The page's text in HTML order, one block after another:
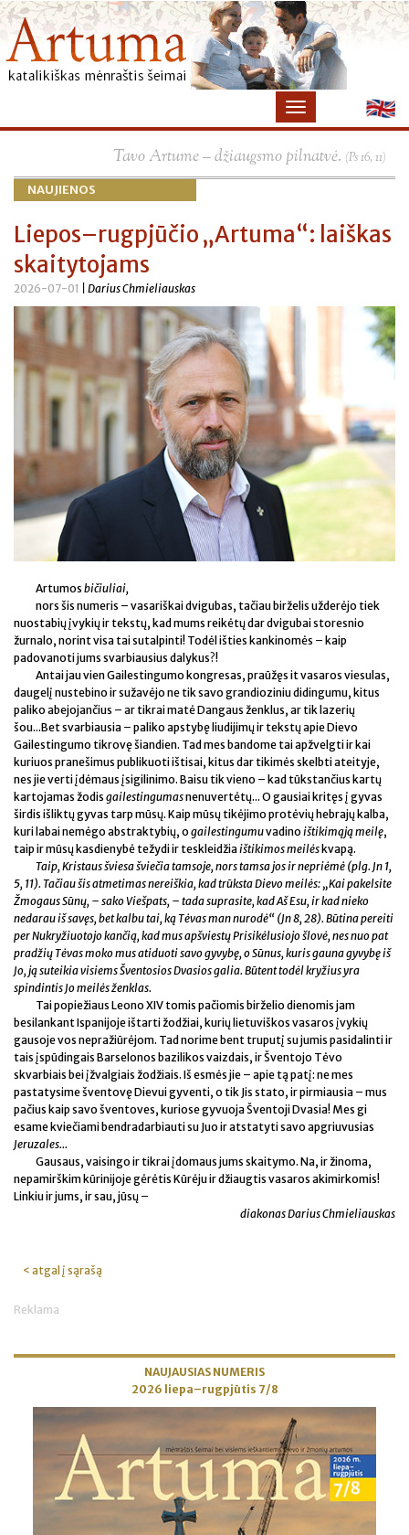
Tavo Artume – džiaugsmo pilnatvė. (Ps 16, 11)
NAUJIENOS
Liepos–rugpjūčio „Artuma“: laiškas
skaitytojams
2026-07-01 | Darius Chmieliauskas
Artumos bičiuliai,
nors šis numeris – vasariškai dvigubas, tačiau birželis užderėjo tiek
nuostabių įvykių ir tekstų, kad mums reikėtų dar dvigubai storesnio
žurnalo, norint visa tai sutalpinti! Todėl išties kankinomės – kaip
padovanoti jums svarbiausius dalykus?!
Antai jau vien Gailestingumo kongresas, praūžęs it vasaros viesulas,
daugelį nustebino ir sužavėjo ne tik savo grandioziniu didingumu, kitus
paliko abejojančius – ar tikrai matė Dangaus ženklus, ar tik lazerių
šou...Bet svarbiausia – paliko apstybę liudijimų ir tekstų apie Dievo
Gailestingumo tikrovę šiandien. Tad mes bandome tai apžvelgti ir kai
kuriuos pranešimus publikuoti ištisai, kitus dar tikimės skelbti ateityje,
nes jie verti įdėmaus įsigilinimo. Baisu tik vieno – kad tūkstančius kartų
kartojamas žodis gailestingumasnenuvertėtų... O gausiai kritęs į gyvas
širdis išliktų gyvas tarp mūsų. Kaip mūsų tikėjimo protėvių hebrajų kalba,
kuri labai nemėgo abstraktybių, o gailestingumuvadino ištikimąją meilę,
taip ir mūsų kasdienybė težydi ir teskleidžiaištikimos meilėskvapą.
Taip, Kristaus šviesa šviečia tamsoje, nors tamsa jos ir nepriėmė (plg. Jn 1,
5, 11). Tačiau šis atmetimas nereiškia, kad trūksta Dievo meilės: „Kai pakelsite
Žmogaus Sūnų, – sako Viešpats, – tada suprasite, kad Aš Esu, ir kad nieko
nedarau iš savęs, bet kalbu tai, ką Tėvas man nurodė“ (Jn 8, 28). Būtina pereiti
per Nukryžiuotojo kančią, kad mus apšviestų Prisikėlusiojo šlovė, nes nuo pat
pradžių Tėvas moko mus atiduoti savo gyvybę, o Sūnus, kuris gauna gyvybę iš
Jo, ją suteikia visiems Šventosios Dvasios galia. Būtent todėl kryžius yra
spindintis Jo meilės ženklas.
Tai popiežiaus Leono XIV tomis pačiomis birželio dienomis jam
besilankant Ispanijoje ištarti žodžiai, kurių lietuviškos vasaros įvykių
gausoje vos nepražiūrėjom. Tad norime bent truputį su jumis pasidalinti ir
tais įspūdingais Barselonos bazilikos vaizdais, ir Šventojo Tėvo
skvarbiais bei įžvalgiais žodžiais. Iš esmės jie – apie tą patį: ne mes
pastatysime šventovę Dievui gyventi, o tik Jis stato, ir pirmiausia – mus
pačius kaip savo šventoves, kuriose gyvuoja Šventoji Dvasia! Mes gi
esame kviečiami bendradarbiauti su Juo ir atstatyti savo apgriuvusias
Jeruzales...
Gausaus, vaisingo ir tikrai įdomaus jums skaitymo. Na, ir žinoma,
nepamirškim kūrinijoje gėrėtis Kūrėju ir džiaugtis vasaros akimirkomis!
Linkiu ir jums, ir sau, jūsų –
diakonas Darius Chmieliauskas
< atgal į sąrašą
Reklama
NAUJAUSIAS NUMERIS
2026 liepa–rugpjūtis 7/8
×